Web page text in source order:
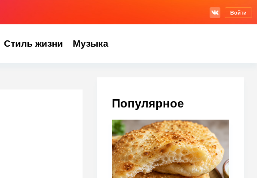
Войти
Стиль жизни Музыка
Популярное